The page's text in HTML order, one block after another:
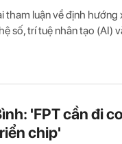
tham luận về định hướng
số, trí tuệ nhân tạo (AI)
'FPT cần đi
chip'